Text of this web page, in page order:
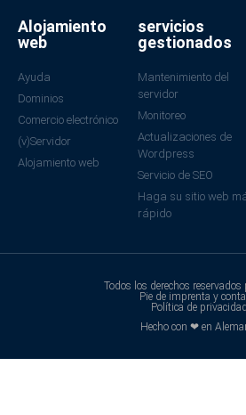
Alojamiento
web
Ayuda
Dominios
Comercio electrónico
(v)Servidor
Alojamiento web
servicios
gestionados
Mantenimiento del
servidor
Monitoreo
Actualizaciones de
Wordpress
Servicio de SEO
Haga su sitio web
rápido
Todos los derechos reservados
Pie de imprenta y
Política de privacidad
Hecho con ❤ en